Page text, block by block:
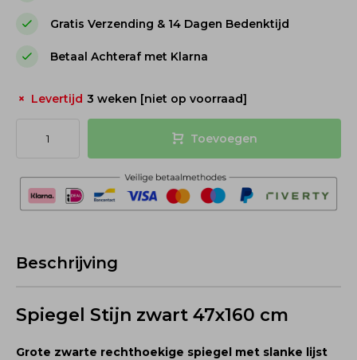
Gratis Verzending & 14 Dagen Bedenktijd
Betaal Achteraf met Klarna
Levertijd 3 weken [niet op voorraad]
Toevoegen
Beschrijving
Spiegel Stijn zwart 47x160 cm
Grote zwarte rechthoekige spiegel met slanke lijst